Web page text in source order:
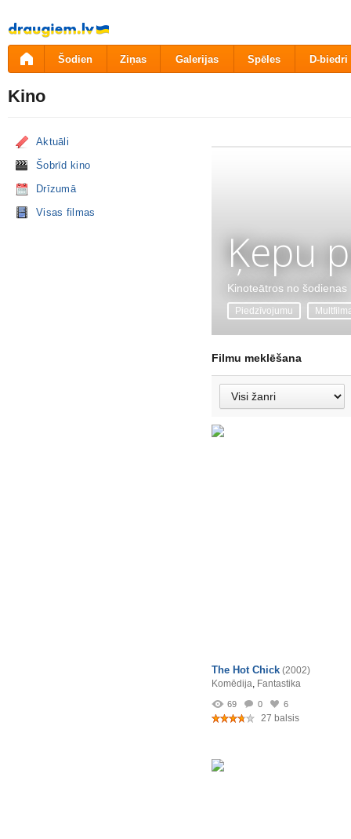
Pāriet
uz
saturu
Šodien Ziņas Galerijas Spēles D-biedri
Kino
Aktuāli
Šobrīd kino
Drīzumā
Visas filmas
Ķepu
Kinoteātros no šodienas
Piedzīvojumu
Filmu meklēšana
The Hot Chick (2002)
Komēdija, Fantastika
69 0 6
27 balsis